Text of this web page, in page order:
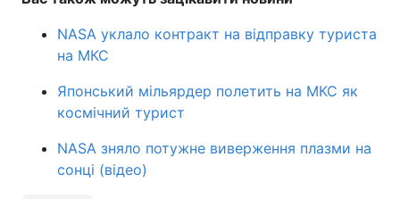
NASA уклало контракт на відправку туриста
на МКС
Японський мільярдер полетить на МКС як
космічний турист
NASA зняло потужне виверження плазми на
сонці (відео)